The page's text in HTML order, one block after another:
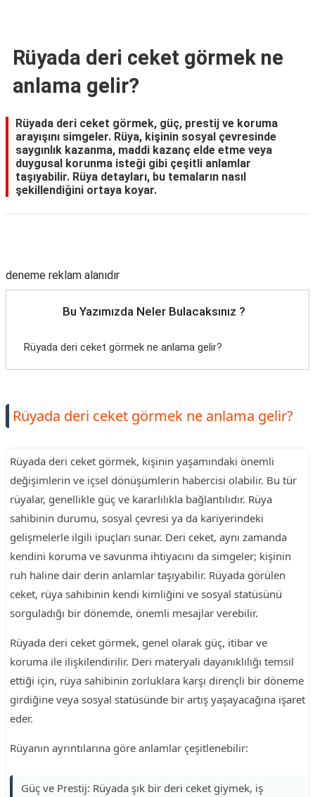
Rüyada deri ceket görmek ne
anlama gelir?
Rüyada deri ceket görmek, güç, prestij ve koruma
arayışını simgeler. Rüya, kişinin sosyal çevresinde
saygınlık kazanma, maddi kazanç elde etme veya
duygusal korunma isteği gibi çeşitli anlamlar
taşıyabilir. Rüya detayları, bu temaların nasıl
şekillendiğini ortaya koyar.
deneme reklam alanıdır
Bu Yazımızda Neler Bulacaksınız ?
Rüyada deri ceket görmek ne anlama gelir?
Rüyada deri ceket görmek ne anlama gelir?
Rüyada deri ceket görmek, kişinin yaşamındaki önemli
değişimlerin ve içsel dönüşümlerin habercisi olabilir. Bu tür
rüyalar, genellikle güç ve kararlılıkla bağlantılıdır. Rüya
sahibinin durumu, sosyal çevresi ya da kariyerindeki
gelişmelerle ilgili ipuçları sunar. Deri ceket, aynı zamanda
kendini koruma ve savunma ihtiyacını da simgeler; kişinin
ruh haline dair derin anlamlar taşıyabilir. Rüyada görülen
ceket, rüya sahibinin kendi kimliğini ve sosyal statüsünü
sorguladığı bir dönemde, önemli mesajlar verebilir.
Rüyada deri ceket görmek, genel olarak güç, itibar ve
koruma ile ilişkilendirilir. Deri materyali dayanıklılığı temsil
ettiği için, rüya sahibinin zorluklara karşı dirençli bir döneme
girdiğine veya sosyal statüsünde bir artış yaşayacağına işaret
eder.
Rüyanın ayrıntılarına göre anlamlar çeşitlenebilir:
Güç ve Prestij: Rüyada şık bir deri ceket giymek, iş